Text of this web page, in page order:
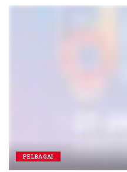
PELBAGAI